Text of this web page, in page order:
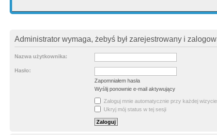
Administrator wymaga, żebyś był zarejestrowany i
Nazwa użytkownika:
Hasło:
Zapomniałem hasła
Wyślij ponownie e-mail aktywujący
Zaloguj mnie automatycznie przy każdej wizycie
Ukryj mój status w tej sesji